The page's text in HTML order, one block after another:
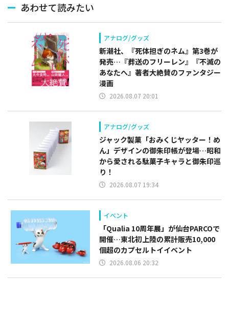
あわせて読みたい
アナログ/グッズ
新潮社、『死体担ぎのネム』第3巻が
発売…『葬送のフリーレン』『不滅の
あなたへ』著者大絶賛のファンタジー
漫画
2026.08.07 20:01
アナログ/グッズ
ジャック製菓「おみくじヤッター！め
ん」デザインの御朱印帳が登場…昭和
から愛される駄菓子キャラと御朱印巡
り！
2026.08.07 19:34
イベント
「Qualia 10周年展」が仙台PARCOで
開催…東北初上陸の累計販売10,000
個超のカプセルトイイベント
2026.08.06 20:32